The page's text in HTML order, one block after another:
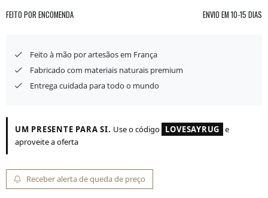
FEITO POR ENCOMENDA ENVIO EM 10-15 DIAS
Feito à mão por artesãos em França
Fabricado com materiais naturais premium
Entrega cuidada para todo o mundo
UM PRESENTE PARA SI. Use o código LOVESAYRUG e
aproveite a oferta
Receber alerta de queda de preço